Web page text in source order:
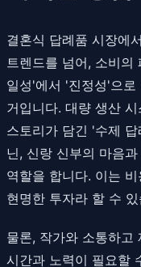
결혼식 답례품 시장에
트렌드를 넘어, 소비
일성'에서 '진정성'으
거입니다. 대량 생산
스토리가 담긴 '수제
닌, 신랑 신부의 마음
역할을 합니다. 이는
현명한 투자라 할 수 있
물론, 작가와 소통하고
시간과 노력이 필요할